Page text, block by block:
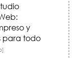
y
para todo